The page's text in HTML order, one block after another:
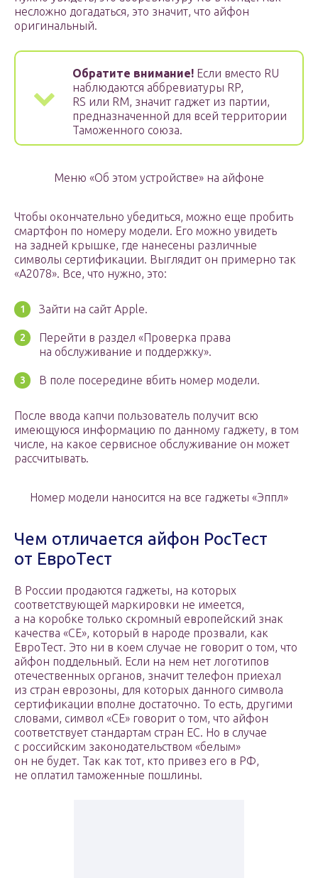
несложно догадаться, это значит, что айфон
оригинальный.
Обратите внимание! Если вместо RU
наблюдаются аббревиатуры RP,
RS или RM, значит гаджет из партии,
предназначенной для всей территории
Таможенного союза.
Меню «Об этом устройстве» на айфоне
Чтобы окончательно убедиться, можно еще пробить
смартфон по номеру модели. Его можно увидеть
на задней крышке, где нанесены различные
символы сертификации. Выглядит он примерно так
«A2078». Все, что нужно, это:
Зайти на сайт Apple.
Перейти в раздел «Проверка права
на обслуживание и поддержку».
В поле посередине вбить номер модели.
После ввода капчи пользователь получит всю
имеющуюся информацию по данному гаджету, в том
числе, на какое сервисное обслуживание он может
рассчитывать.
Номер модели наносится на все гаджеты «Эппл»
Чем отличается айфон РосТест
от ЕвроТест
В России продаются гаджеты, на которых
соответствующей маркировки не имеется,
а на коробке только скромный европейский знак
качества «СЕ», который в народе прозвали, как
ЕвроТест. Это ни в коем случае не говорит о том, что
айфон поддельный. Если на нем нет логотипов
отечественных органов, значит телефон приехал
из стран еврозоны, для которых данного символа
сертификации вполне достаточно. То есть, другими
словами, символ «СЕ» говорит о том, что айфон
соответствует стандартам стран ЕС. Но в случае
с российским законодательством «белым»
он не будет. Так как тот, кто привез его в РФ,
не оплатил таможенные пошлины.